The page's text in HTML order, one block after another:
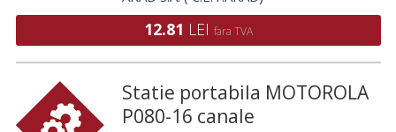
12.81 LEI fara TVA
Statie portabila MOTOROLA
P080-16 canale